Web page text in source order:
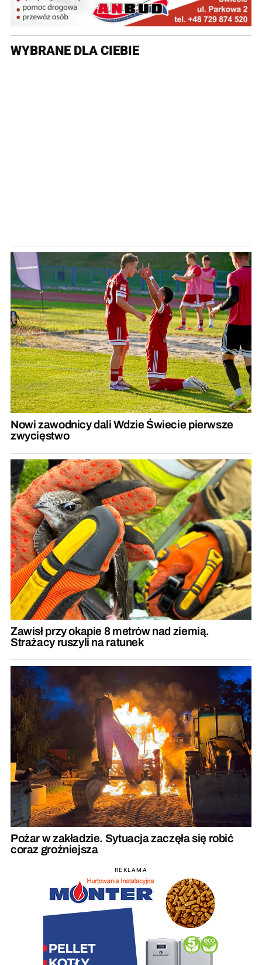
WYBRANE DLA CIEBIE
Nowi zawodnicy dali Wdzie Świecie pierwsze
zwycięstwo
Zawisł przy okapie 8 metrów nad ziemią.
Strażacy ruszyli na ratunek
Pożar w zakładzie. Sytuacja zaczęła się robić
coraz groźniejsza
REKLAMA